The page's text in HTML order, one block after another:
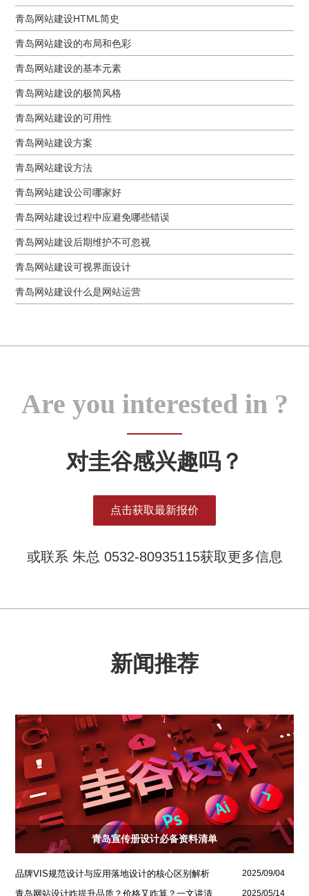
青岛网站建设HTML简史
青岛网站建设的布局和色彩
青岛网站建设的基本元素
青岛网站建设的极简风格
青岛网站建设的可用性
青岛网站建设方案
青岛网站建设方法
青岛网站建设公司哪家好
青岛网站建设过程中应避免哪些错误
青岛网站建设后期维护不可忽视
青岛网站建设可视界面设计
青岛网站建设什么是网站运营
Are you interested in ?
对圭谷感兴趣吗？
点击获取最新报价
或联系 朱总 0532-80935115获取更多信息
新闻推荐
青岛宣传册设计必备资料清单
品牌VIS规范设计与应用落地设计的核心区别解析 2025/09/04
青岛网站设计咋提升品质？价格又咋算？一文讲清 2025/05/14